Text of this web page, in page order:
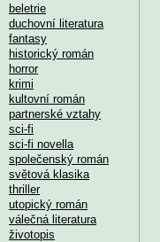
beletrie
duchovní literatura
fantasy
historický román
horror
krimi
kultovní román
partnerské vztahy
sci-fi
sci-fi novella
společenský román
světová klasika
thriller
utopický román
válečná literatura
životopis